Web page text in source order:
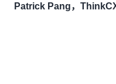
Patrick Pang，